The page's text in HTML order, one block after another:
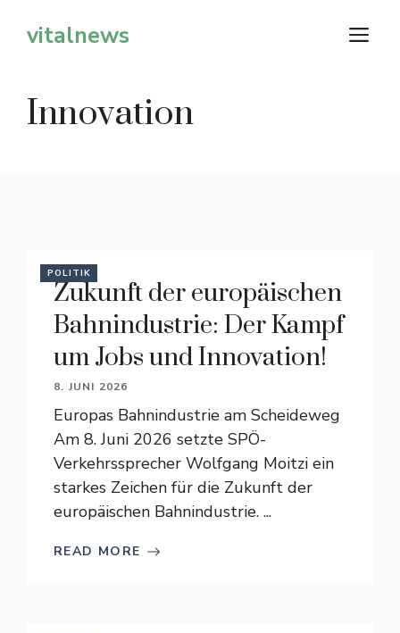
Inhaltvitalnews
Innovation
POLITIK
Zukunft der europäischen
Bahnindustrie: Der Kampf
um Jobs und Innovation!
8. JUNI 2026
Europas Bahnindustrie am Scheideweg
Am 8. Juni 2026 setzte SPÖ-
Verkehrssprecher Wolfgang Moitzi ein
starkes Zeichen für die Zukunft der
europäischen Bahnindustrie. ...
READ MORE